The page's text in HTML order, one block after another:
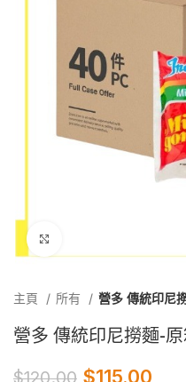
主頁 所有 營多 傳統印尼
營多 傳統印尼撈麵-
$120.00 $115.00